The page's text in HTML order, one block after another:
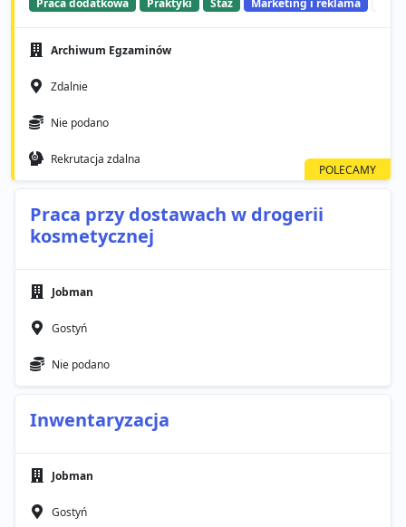
Praca dodatkowa Praktyki Staż Marketing i reklama
Archiwum Egzaminów
Zdalnie
Nie podano
Rekrutacja zdalna
Praca przy dostawach w drogerii
kosmetycznej
Jobman
Gostyń
Nie podano
Inwentaryzacja
Jobman
Gostyń